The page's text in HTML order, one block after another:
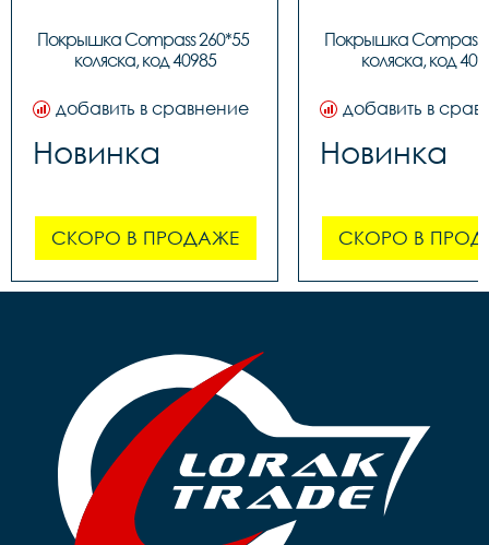
Покрышка Compass 260*55
коляска, код 40985
добавить в сравнение
Новинка
СКОРО В ПРОДАЖЕ
Покрышка Compass
коляска, код
добавить в
Новинка
СКОРО В